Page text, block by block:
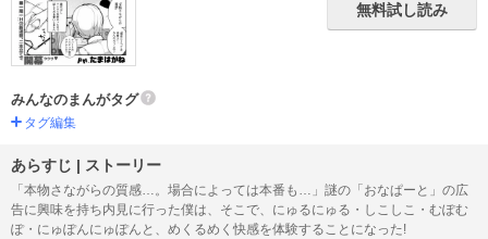
無料試し読み
みんなのまんがタグ
タグ編集
あらすじ | ストーリー
「本物さながらの質感…。場合によっては本番も…」謎の「おなぱーと」の広
告に興味を持ち内見に行った僕は、そこで、にゅるにゅる・しこしこ・むぽむ
ぽ・にゅぽんにゅぽんと、めくるめく快感を体験することになった!